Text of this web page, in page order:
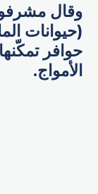
وقال
(حيوانات
حوافر
الأمواج.